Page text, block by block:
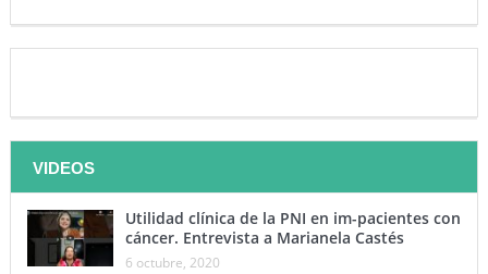
VIDEOS
Utilidad clínica de la PNI en im-pacientes con
cáncer. Entrevista a Marianela Castés
6 octubre, 2020